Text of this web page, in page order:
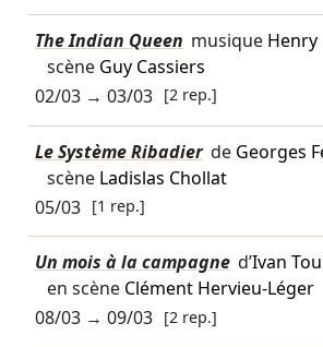
The Indian Queen musique Henry
scène Guy Cassiers
02/03→ 03/03 [2 rep.]
Le Système Ribadier de Georges
scène Ladislas Chollat
05/03 [1 rep.]
Un mois à la campagne d’Ivan
en scène Clément Hervieu-Léger
08/03→ 09/03 [2 rep.]